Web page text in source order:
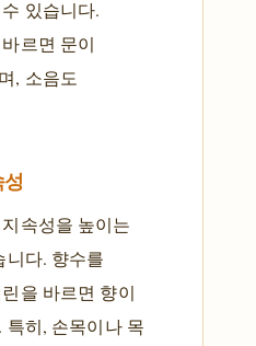
있습니다.
르면 문이
, 소음도
속성을 높이는
니다. 향수를
을 바르면 향이
특히, 손목이나 목